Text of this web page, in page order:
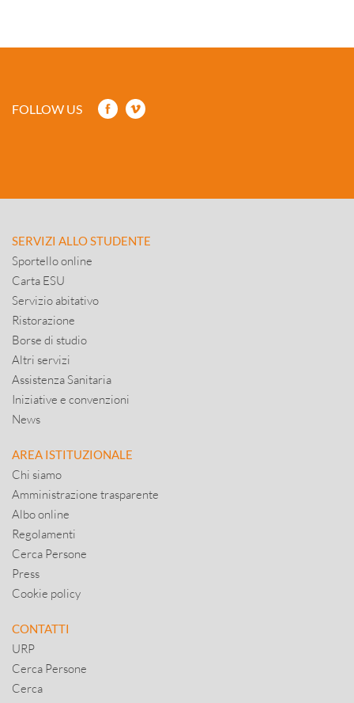
FOLLOW US
SERVIZI ALLO STUDENTE
Sportello online
Carta ESU
Servizio abitativo
Ristorazione
Borse di studio
Altri servizi
Assistenza Sanitaria
Iniziative e convenzioni
News
AREA ISTITUZIONALE
Chi siamo
Amministrazione trasparente
Albo online
Regolamenti
Cerca Persone
Press
Cookie policy
CONTATTI
URP
Cerca Persone
Cerca